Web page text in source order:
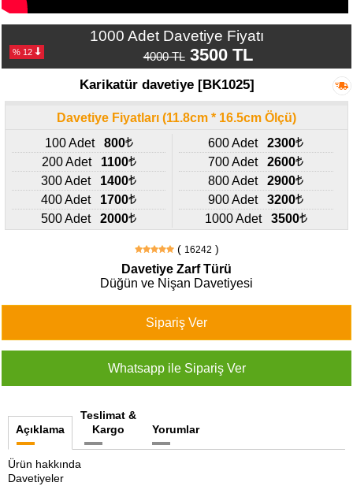
0533
46
29
1000 Adet Davetiye Fiyatı
% 12 4000 TL3500 TL
Karikatür davetiye [BK1025]
Davetiye Fiyatları (11.8cm * 16.5cm Ölçü)
100 Adet
800
200 Adet
1100
300 Adet
1400
400 Adet
1700
500 Adet
2000
600 Adet
2300
700 Adet
2600
800 Adet
2900
900 Adet
3200
1000 Adet
3500
( 16242 )
Davetiye Zarf Türü
Düğün ve Nişan Davetiyesi
Açıklama
Teslimat &
Kargo
Yorumlar
Ürün hakkında
Davetiyeler